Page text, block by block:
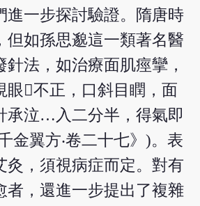
進一步探討驗證。隋唐時
但如孫思邈這一類著名醫
法，如治療面肌痙攣，
眼不正，口斜目瞤，面
泣…入二分半，得氣即
金翼方‧卷二十七》)。表
灸，須視病症而定。對有
者，還進一步提出了複雜